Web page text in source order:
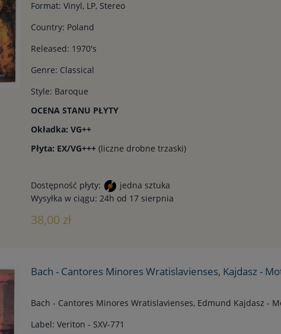
Format: Vinyl, LP, Stereo
Country: Poland
Released: 1970's
Genre: Classical
Style: Baroque
OCENA STANU PŁYTY
Okładka: VG++
Płyta: EX/VG+++(liczne drobne trzaski)
Dostępność płyty:
jedna sztuka
Wysyłka w ciągu: 24h od 17 sierpnia
38,00 zł
Bach - Cantores Minores Wratislavienses, Kajdasz -
Bach - Cantores Minores Wratislavienses, Edmund Kajdasz -
Label: Veriton - SXV-771